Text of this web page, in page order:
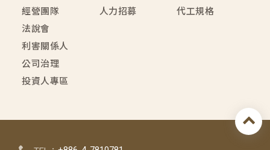
經營團隊
法說會
利害關係人
公司治理
投資人專區
人力招募
代工規格